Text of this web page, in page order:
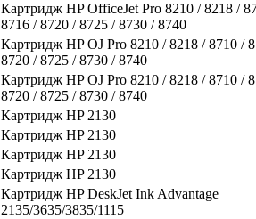
Картридж HP OfficeJet Pro 8210 / 8218 /
8716 / 8720 / 8725 / 8730 / 8740
Картридж HP OJ Pro 8210 / 8218 / 8710 /
8720 / 8725 / 8730 / 8740
Картридж HP OJ Pro 8210 / 8218 / 8710 /
8720 / 8725 / 8730 / 8740
Картридж HP 2130
Картридж HP 2130
Картридж HP 2130
Картридж HP 2130
Картридж HP DeskJet Ink Advantage
2135/3635/3835/1115